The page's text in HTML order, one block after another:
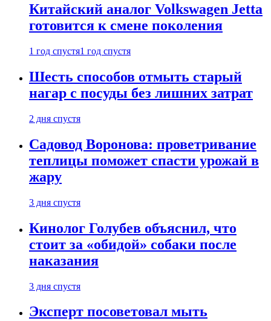
Китайский аналог Volkswagen Jetta
готовится к смене поколения
1 год спустя1 год спустя
Шесть способов отмыть старый
нагар с посуды без лишних затрат
2 дня спустя
Садовод Воронова: проветривание
теплицы поможет спасти урожай в
жару
3 дня спустя
Кинолог Голубев объяснил, что
стоит за «обидой» собаки после
наказания
3 дня спустя
Эксперт посоветовал мыть